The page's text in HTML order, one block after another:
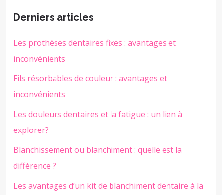
Derniers articles
Les prothèses dentaires fixes : avantages et
inconvénients
Fils résorbables de couleur : avantages et
inconvénients
Les douleurs dentaires et la fatigue : un lien à
explorer?
Blanchissement ou blanchiment : quelle est la
différence ?
Les avantages d’un kit de blanchiment dentaire à la